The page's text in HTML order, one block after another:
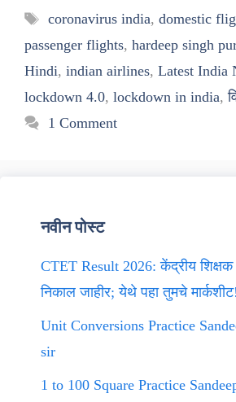
Tags
coronavirus india, domestic
passenger flights, hardeep singh
Hindi, indian airlines, Latest India
lockdown 4.0, lockdown in india,
1 Comment
नवीन पोस्ट
CTET Result 2026: केंद्रीय शिक्षक
निकाल जाहीर; येथे पहा तुमचे मार्कशीट!
Unit Conversions Practice
sir
1 to 100 Square Practice